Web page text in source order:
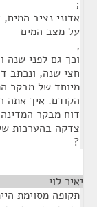
;
אדוני נציב
על מצב המים
,
וכך גם לפני שנה
חצי שנה, ונכתב
מיוחד של מבקר
הקודם. איך אתה
דוח מבקר
צדקה בהערכות
?
יאיר לוי
תקופה מסוימת